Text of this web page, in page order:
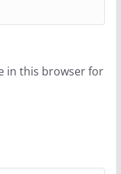
in this browser for